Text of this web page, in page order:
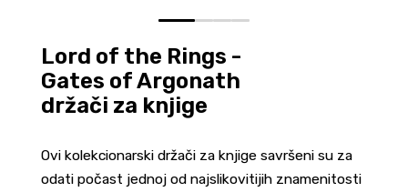
0 1 2 3
Lord of the Rings -
Gates of Argonath
držači za knjige
Ovi kolekcionarski držači za knjige savršeni su za
odati počast jednoj od najslikovitijih znamenitosti